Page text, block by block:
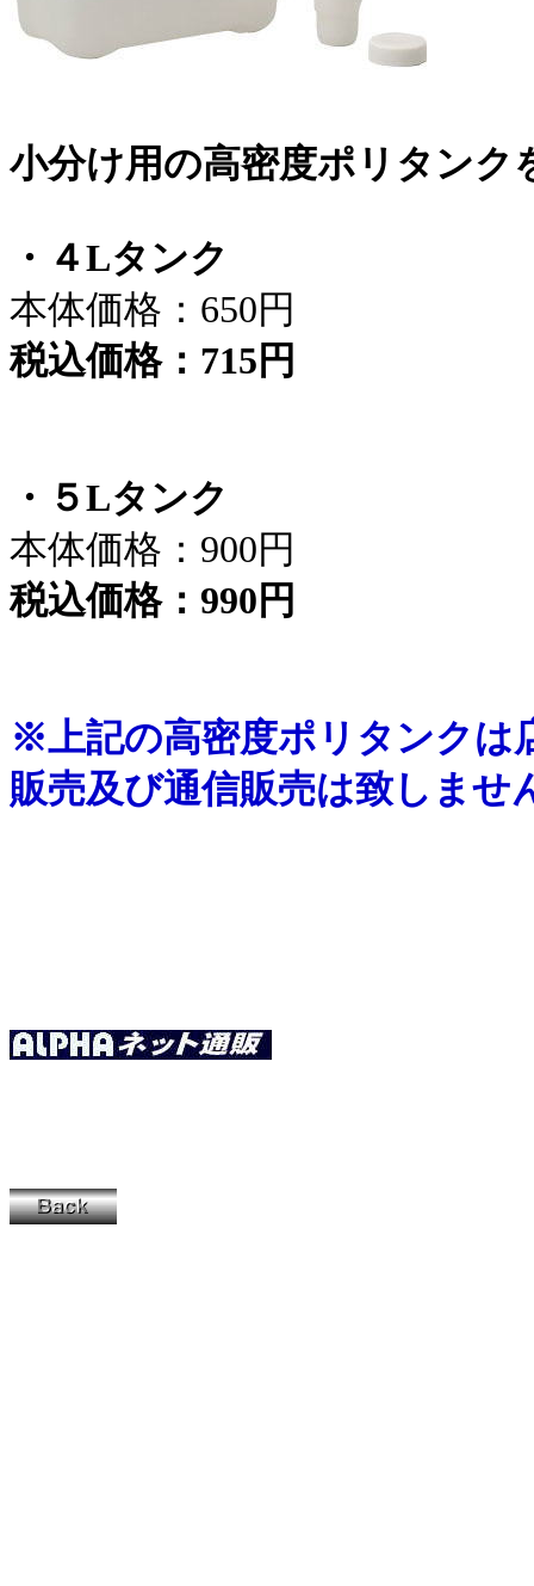
小分け用の高密度ポリタンク
・４Lタンク
本体価格： 650円
税込価格： 715円
・５Lタンク
本体価格： 900円
税込価格： 990円
※上記の高密度ポリタンクは
販売及び通信販売は致しませ